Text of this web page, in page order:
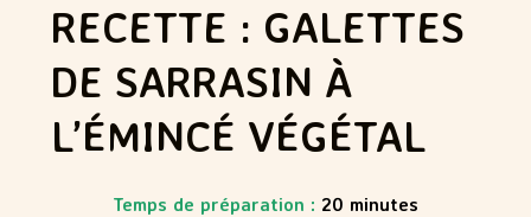
RECETTE : GALETTES
DE SARRASIN À
L’ÉMINCÉ VÉGÉTAL
Temps de préparation : 20 minutes